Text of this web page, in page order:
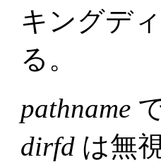
キングデ
る。
pathname
dirfd は無